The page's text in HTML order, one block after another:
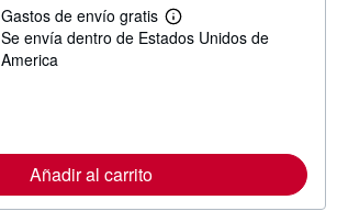
Gastos de envío gratis
M
á
m
Se envía dentro de Estados Unidos de
America
Añadir al carrito